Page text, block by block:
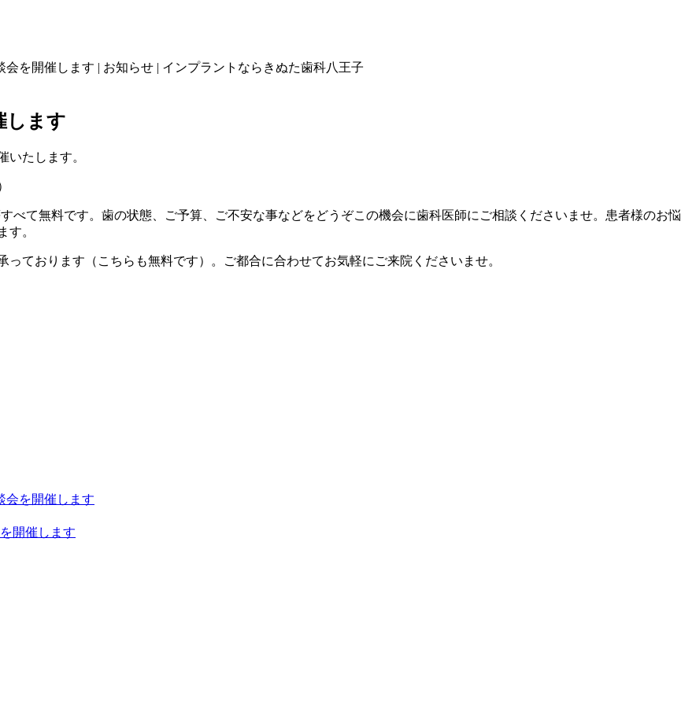
会を開催します | お知らせ | インプラントならきぬた歯科八王子
します
いたします。
べて無料です。歯の状態、ご予算、ご不安な事などをどうぞこの機会に歯科医師にご相談くださいませ。患者様のお悩
す。
ております（こちらも無料です）。ご都合に合わせてお気軽にご来院くださいませ。
会を開催します
開催します